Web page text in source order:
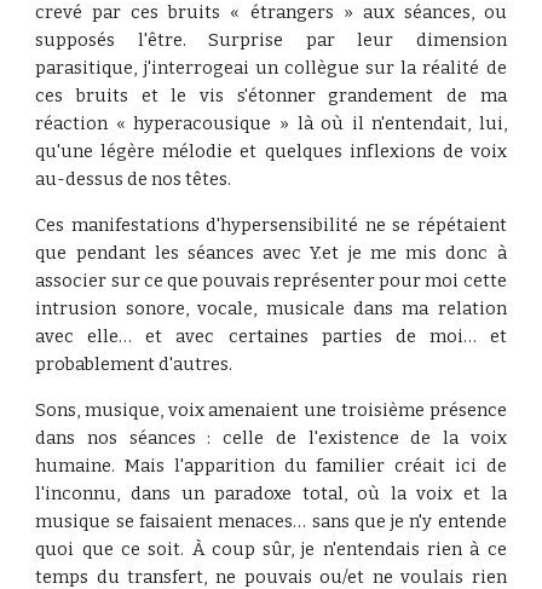
crevé par ces bruits « étrangers » aux séances, ou
supposés l'être. Surprise par leur dimension
parasitique, j'interrogeai un collègue sur la réalité de
ces bruits et le vis s'étonner grandement de ma
réaction « hyperacousique » là où il n'entendait, lui,
qu'une légère mélodie et quelques inflexions de voix
au-dessus de nos têtes.
Ces manifestations d'hypersensibilité ne se répétaient
que pendant les séances avec Y.et je me mis donc à
associer sur ce que pouvais représenter pour moi cette
intrusion sonore, vocale, musicale dans ma relation
avec elle… et avec certaines parties de moi… et
probablement d'autres.
Sons, musique, voix amenaient une troisième présence
dans nos séances : celle de l'existence de la voix
humaine. Mais l'apparition du familier créait ici de
l'inconnu, dans un paradoxe total, où la voix et la
musique se faisaient menaces… sans que je n'y entende
quoi que ce soit. À coup sûr, je n'entendais rien à ce
temps du transfert, ne pouvais ou/et ne voulais rien